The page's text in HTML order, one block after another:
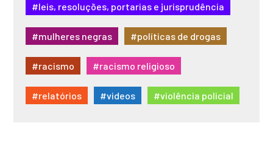
#leis, resoluções, portarias e jurisprudência
#mulheres negras #políticas de drogas
#racismo #racismo religioso
#relatórios #videos #violência policial